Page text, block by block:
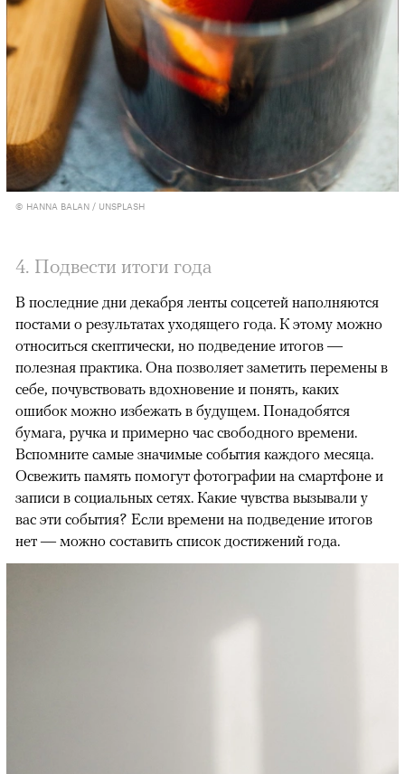
© HANNA BALAN / UNSPLASH
4. Подвести итоги года
В последние дни декабря ленты соцсетей наполняются
постами о результатах уходящего года. К этому можно
относиться скептически, но подведение итогов —
полезная практика. Она позволяет заметить перемены в
себе, почувствовать вдохновение и понять, каких
ошибок можно избежать в будущем. Понадобятся
бумага, ручка и примерно час свободного времени.
Вспомните самые значимые события каждого месяца.
Освежить память помогут фотографии на смартфоне и
записи в социальных сетях. Какие чувства вызывали у
вас эти события? Если времени на подведение итогов
нет — можно составить список достижений года.